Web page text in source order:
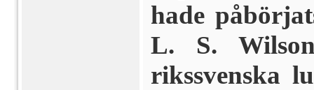
hade
L. S.
rikssvenska